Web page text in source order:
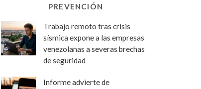
PREVENCIÓN
Trabajo remoto tras crisis
sísmica expone a las empresas
venezolanas a severas brechas
de seguridad
Informe advierte de